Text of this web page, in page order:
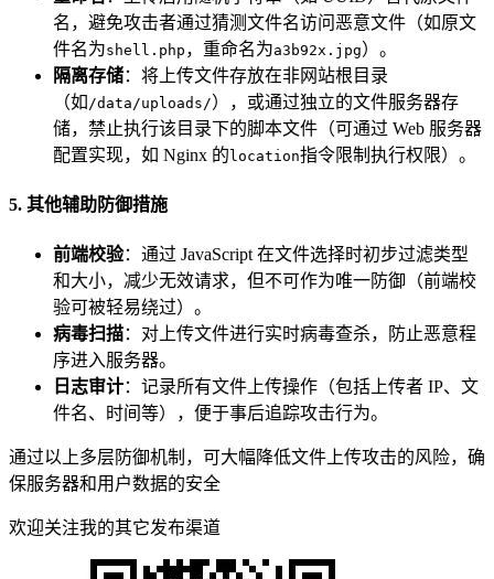
名，避免攻击者通过猜测文件名访问恶意文件（如原文
件名为shell.php ，重命名为a3b92x.jpg）。
隔离存储：将上传文件存放在非网站根目录
（如 /data/uploads/），或通过独立的文件服务器存
储，禁止执行该目录下的脚本文件（可通过 Web 服务器
配置实现，如 Nginx 的location指令限制执行权限）。
5. 其他辅助防御措施
前端校验：通过 JavaScript 在文件选择时初步过滤类型
和大小，减少无效请求，但不可作为唯一防御（前端校
验可被轻易绕过）。
病毒扫描：对上传文件进行实时病毒查杀，防止恶意程
序进入服务器。
日志审计：记录所有文件上传操作（包括上传者 IP、文
件名、时间等），便于事后追踪攻击行为。
通过以上多层防御机制，可大幅降低文件上传攻击的风险，确
保服务器和用户数据的安全
欢迎关注我的其它发布渠道